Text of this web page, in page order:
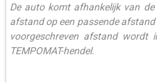
De auto komt afhankelijk van
afstand op een passende
voorgeschreven afstand wordt
TEMPOMAT-hendel.